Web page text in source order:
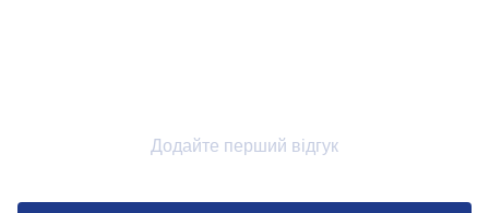
Додайте перший відгук